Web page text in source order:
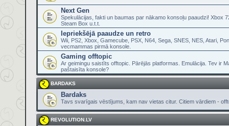
Next Gen
Spekulācijas, fakti un baumas par nākamo konsoļu paaudzi! Xbox
Steam Box u.t.t.
Iepriekšējā paaudze un retro
Wii, PS2, Xbox, Gamecube, PSX, N64, Sega, SNES, NES, Atari,
vecmammas pirmā konsole.
Gaming offtopic
Ar geimingu saistīts offtopic. Pārējās platformas. Emulācija. Tev ir
paštaisīta konsole?
BARDAKS
Bardaks
Tavs svarīgais vēstījums, kam nav vietas citur. Citiem vārdiem -
REVOLUTION.LV